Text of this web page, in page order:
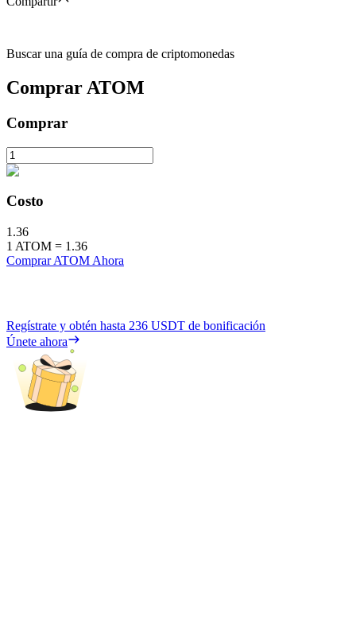
Buscar una guía de compra de criptomonedas
Comprar ATOM
Comprar
Costo
1.36
1 ATOM = 1.36
Comprar ATOM Ahora
Regístrate y obtén hasta 236 USDT de bonificación
Únete ahora